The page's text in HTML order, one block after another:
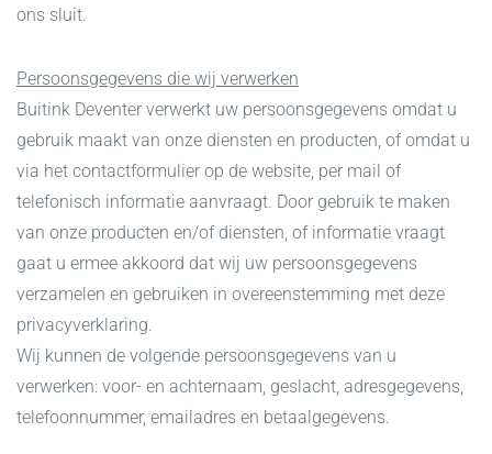
ons sluit.
Persoonsgegevens die wij verwerken
Buitink Deventer verwerkt uw persoonsgegevens omdat u
gebruik maakt van onze diensten en producten, of omdat u
via het contactformulier op de website, per mail of
telefonisch informatie aanvraagt. Door gebruik te maken
van onze producten en/of diensten, of informatie vraagt
gaat u ermee akkoord dat wij uw persoonsgegevens
verzamelen en gebruiken in overeenstemming met deze
privacyverklaring.
Wij kunnen de volgende persoonsgegevens van u
verwerken: voor- en achternaam, geslacht, adresgegevens,
telefoonnummer, emailadres en betaalgegevens.